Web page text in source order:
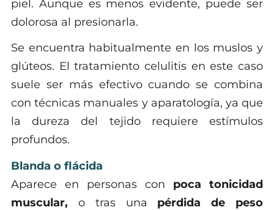
piel. Aunque es menos evidente, puede ser
dolorosa al presionarla.
Se encuentra habitualmente en los muslos y
glúteos. El tratamiento celulitis en este caso
suele ser más efectivo cuando se combina
con técnicas manuales y aparatología, ya que
la dureza del tejido requiere estímulos
profundos.
Blanda o flácida
Aparece en personas con poca tonicidad
muscular, o tras una pérdida de peso